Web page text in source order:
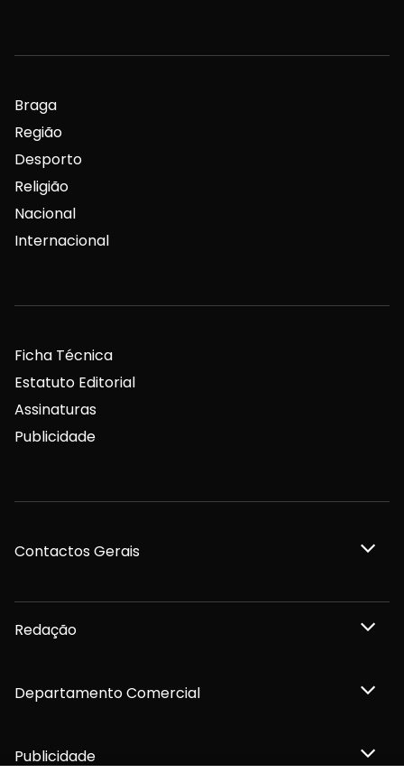
Braga
Região
Desporto
Religião
Nacional
Internacional
Ficha Técnica
Estatuto Editorial
Assinaturas
Publicidade
Contactos Gerais
Redação
Departamento Comercial
Publicidade